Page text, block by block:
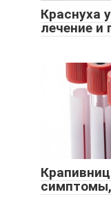
Краснуха
лечение и
симптомы,